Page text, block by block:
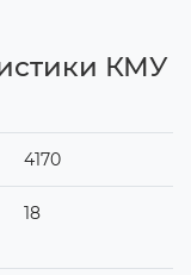
КМУ
4170
18